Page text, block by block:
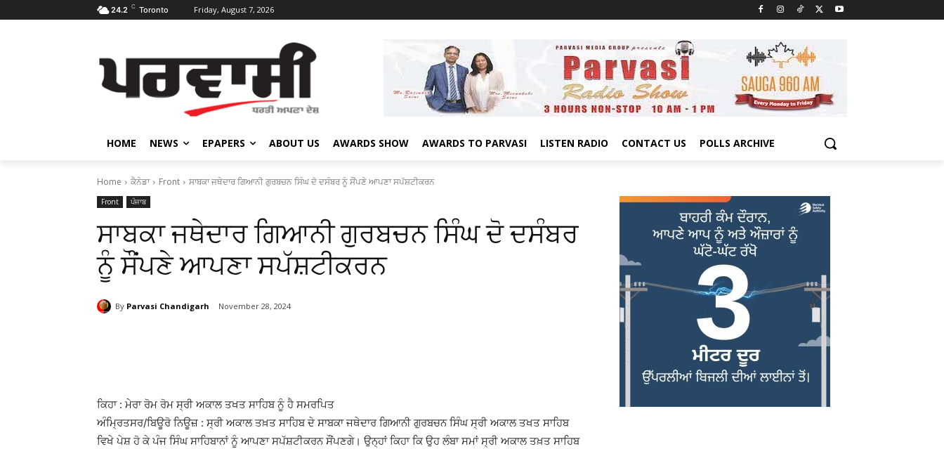
24.2 C Toronto Friday, August 7, 2026
HOME NEWS EPAPERS ABOUT US AWARDS SHOW AWARDS TO PARVASI LISTEN RADIO CONTACT US POLLS ARCHIVE
Home ਕੈਨੇਡਾ Front ਸਾਬਕਾ ਜਥੇਦਾਰ ਗਿਆਨੀ ਗੁਰਬਚਨ ਸਿੰਘ ਦੋ ਦਸੰਬਰ ਨੂੰ ਸੌਂਪਣੇ ਆਪਣਾ ਸਪੱਸ਼ਟੀਕਰਨ
Front ਪੰਜਾਬ
ਸਾਬਕਾ ਜਥੇਦਾਰ ਗਿਆਨੀ ਗੁਰਬਚਨ ਸਿੰਘ ਦੋ ਦਸੰਬਰ
ਨੂੰ ਸੌਂਪਣੇ ਆਪਣਾ ਸਪੱਸ਼ਟੀਕਰਨ
By Parvasi Chandigarh November 28, 2024
ਕਿਹਾ : ਮੇਰਾ ਰੋਮ ਰੋਮ ਸ੍ਰੀ ਅਕਾਲ ਤਖਤ ਸਾਹਿਬ ਨੂੰ ਹੈ ਸਮਰਪਿਤ
ਅੰਮਿ੍ਰਤਸਰ/ਬਿਊਰੋ ਨਿਊਜ਼ : ਸ੍ਰੀ ਅਕਾਲ ਤਖ਼ਤ ਸਾਹਿਬ ਦੇ ਸਾਬਕਾ ਜਥੇਦਾਰ ਗਿਆਨੀ ਗੁਰਬਚਨ ਸਿੰਘ ਸ੍ਰੀ ਅਕਾਲ ਤਖਤ ਸਾਹਿਬ
ਵਿਖੇ ਪੇਸ਼ ਹੋ ਕੇ ਪੰਜ ਸਿੰਘ ਸਾਹਿਬਾਨਾਂ ਨੂੰ ਆਪਣਾ ਸਪੱਸ਼ਟੀਕਰਨ ਸੌਂਪਣਗੇ। ਉਨ੍ਹਾਂ ਕਿਹਾ ਕਿ ਉਹ ਲੰਬਾ ਸਮਾਂ ਸ੍ਰੀ ਅਕਾਲ ਤਖ਼ਤ ਸਾਹਿਬ